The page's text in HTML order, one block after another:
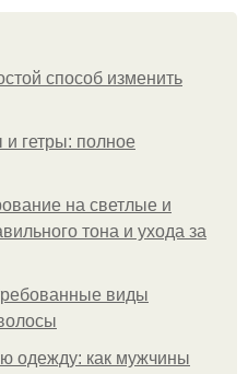
способ изменить
и гетры: полное
на светлые и
тона и ухода за
виды
одежду: как мужчины